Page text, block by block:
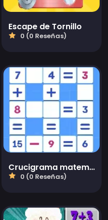
Escape de Tornillo
0 (0 Reseñas)
Crucigrama matemático
0 (0 Reseñas)